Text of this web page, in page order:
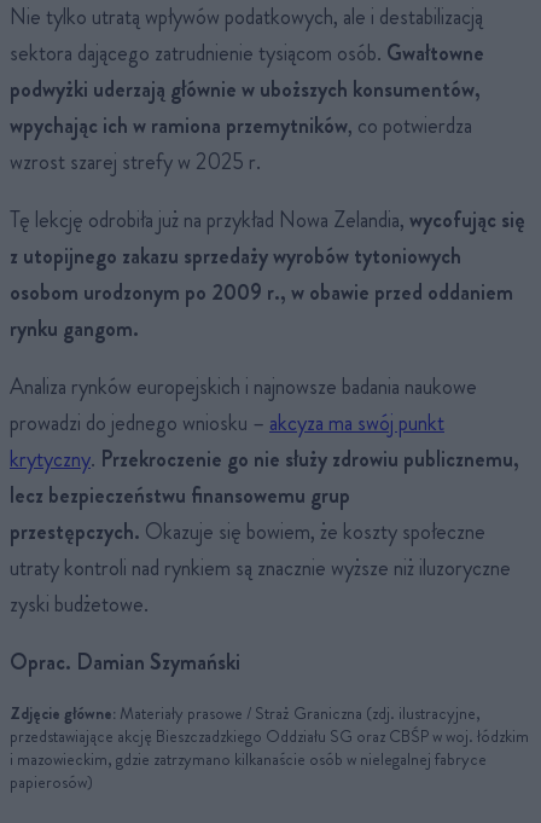
Nie tylko utratą wpływów podatkowych, ale i destabilizacją
sektora dającego zatrudnienie tysiącom osób. Gwałtowne
podwyżki uderzają głównie w uboższych konsumentów,
wpychając ich w ramiona przemytników, co potwierdza
wzrost szarej strefy w 2025 r.
Tę lekcję odrobiła już na przykład Nowa Zelandia,wycofując się
z utopijnego zakazu sprzedaży wyrobów tytoniowych
osobom urodzonym po 2009 r., w obawie przed oddaniem
rynku gangom.
Analiza rynków europejskich i najnowsze badania naukowe
prowadzi do jednego wniosku – akcyza ma swój punkt
krytyczny. Przekroczenie go nie służy zdrowiu publicznemu,
lecz bezpieczeństwu finansowemu grup
przestępczych. Okazuje się bowiem, że koszty społeczne
utraty kontroli nad rynkiem są znacznie wyższe niż iluzoryczne
zyski budżetowe.
Oprac. Damian Szymański
Zdjęcie główne: Materiały prasowe / Straż Graniczna (zdj. ilustracyjne,
przedstawiające akcję Bieszczadzkiego Oddziału SG oraz CBŚP w woj. łódzkim
i mazowieckim, gdzie zatrzymano kilkanaście osób w nielegalnej fabryce
papierosów)